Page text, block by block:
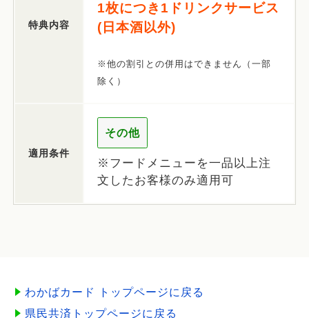
特典内容
1枚につき1ドリンクサービス
(日本酒以外)
※他の割引との併用はできません（一部
除く）
適用条件
その他
※フードメニューを一品以上注
文したお客様のみ適用可
わかばカード トップページに戻る
県民共済トップページに戻る